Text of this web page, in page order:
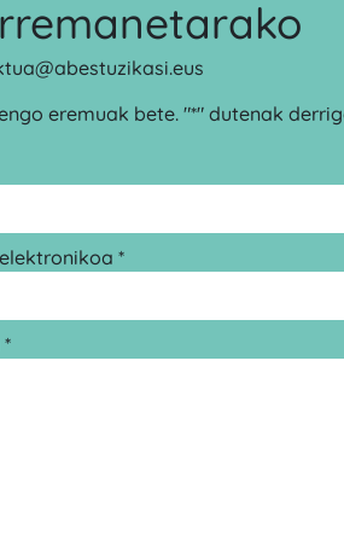
eremuak bete. "*" dutenak
*